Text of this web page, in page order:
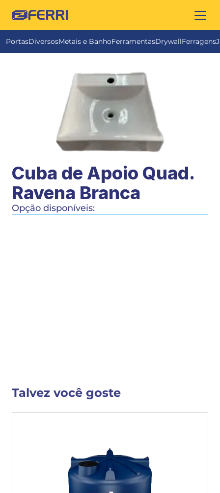
FERRI
PortasDiversosMetais e BanhoFerramentasDrywallFerragens
Cuba de Apoio Quad.
Ravena Branca
Opção disponíveis:
VER MAIS INFORMAÇÕES
Talvez você goste